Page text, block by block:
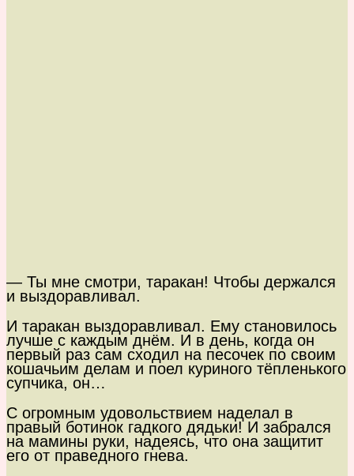
— Ты мне смотри, таракан! Чтобы держался
и выздоравливал.
И таракан выздоравливал. Ему становилось
лучше с каждым днём. И в день, когда он
первый раз сам сходил на песочек по своим
кошачьим делам и поел куриного тёпленького
супчика, он…
С огромным удовольствием наделал в
правый ботинок гадкого дядьки! И забрался
на мамины руки, надеясь, что она защитит
его от праведного гнева.